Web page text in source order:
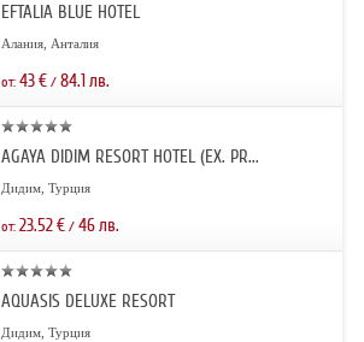
EFTALIA BLUE HOTEL
Алания, Анталия
от: 43€/ 84.1лв.
AGAYA DIDIM RESORT HOTEL (EX. PR...
Дидим, Турция
от: 23.52€/ 46лв.
AQUASIS DELUXE RESORT
Дидим, Турция